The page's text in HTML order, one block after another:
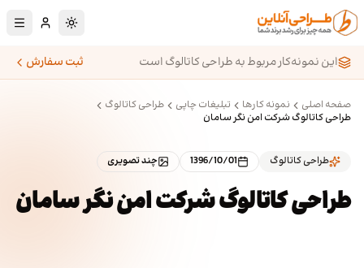
پرش به محتوای اصلی
تغییر به حالت
این نمونه‌کار مربوط به طراحی کاتالوگ است
ثبت سفارش
صفحه اصلی نمونه کارها تبلیغات چاپی
طراحی کاتالوگ
طراحی کاتالوگ شرکت امن نگر سامان
طراحی کاتالوگ 1396/10/01 چند تصویری
طراحی کاتالوگ شرکت امن نگر سامان